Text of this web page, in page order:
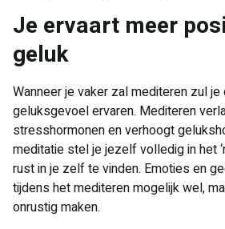
Je ervaart meer
geluk
Wanneer je vaker zal mediteren zul
geluksgevoel ervaren. Mediteren
stresshormonen en verhoogt
meditatie stel je jezelf volledig in het
rust in je zelf te vinden. Emoties en
tijdens het mediteren mogelijk wel,
onrustig maken.